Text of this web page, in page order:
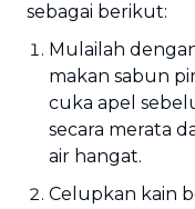
sebagai berikut:
Mulailah
makan sabun
cuka apel
secara merata
air hangat.
Celupkan kain